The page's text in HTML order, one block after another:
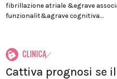
fibrillazione atriale &egrave
funzionalit&agrave cognitiva...
CLINICA
Cattiva prognosi se